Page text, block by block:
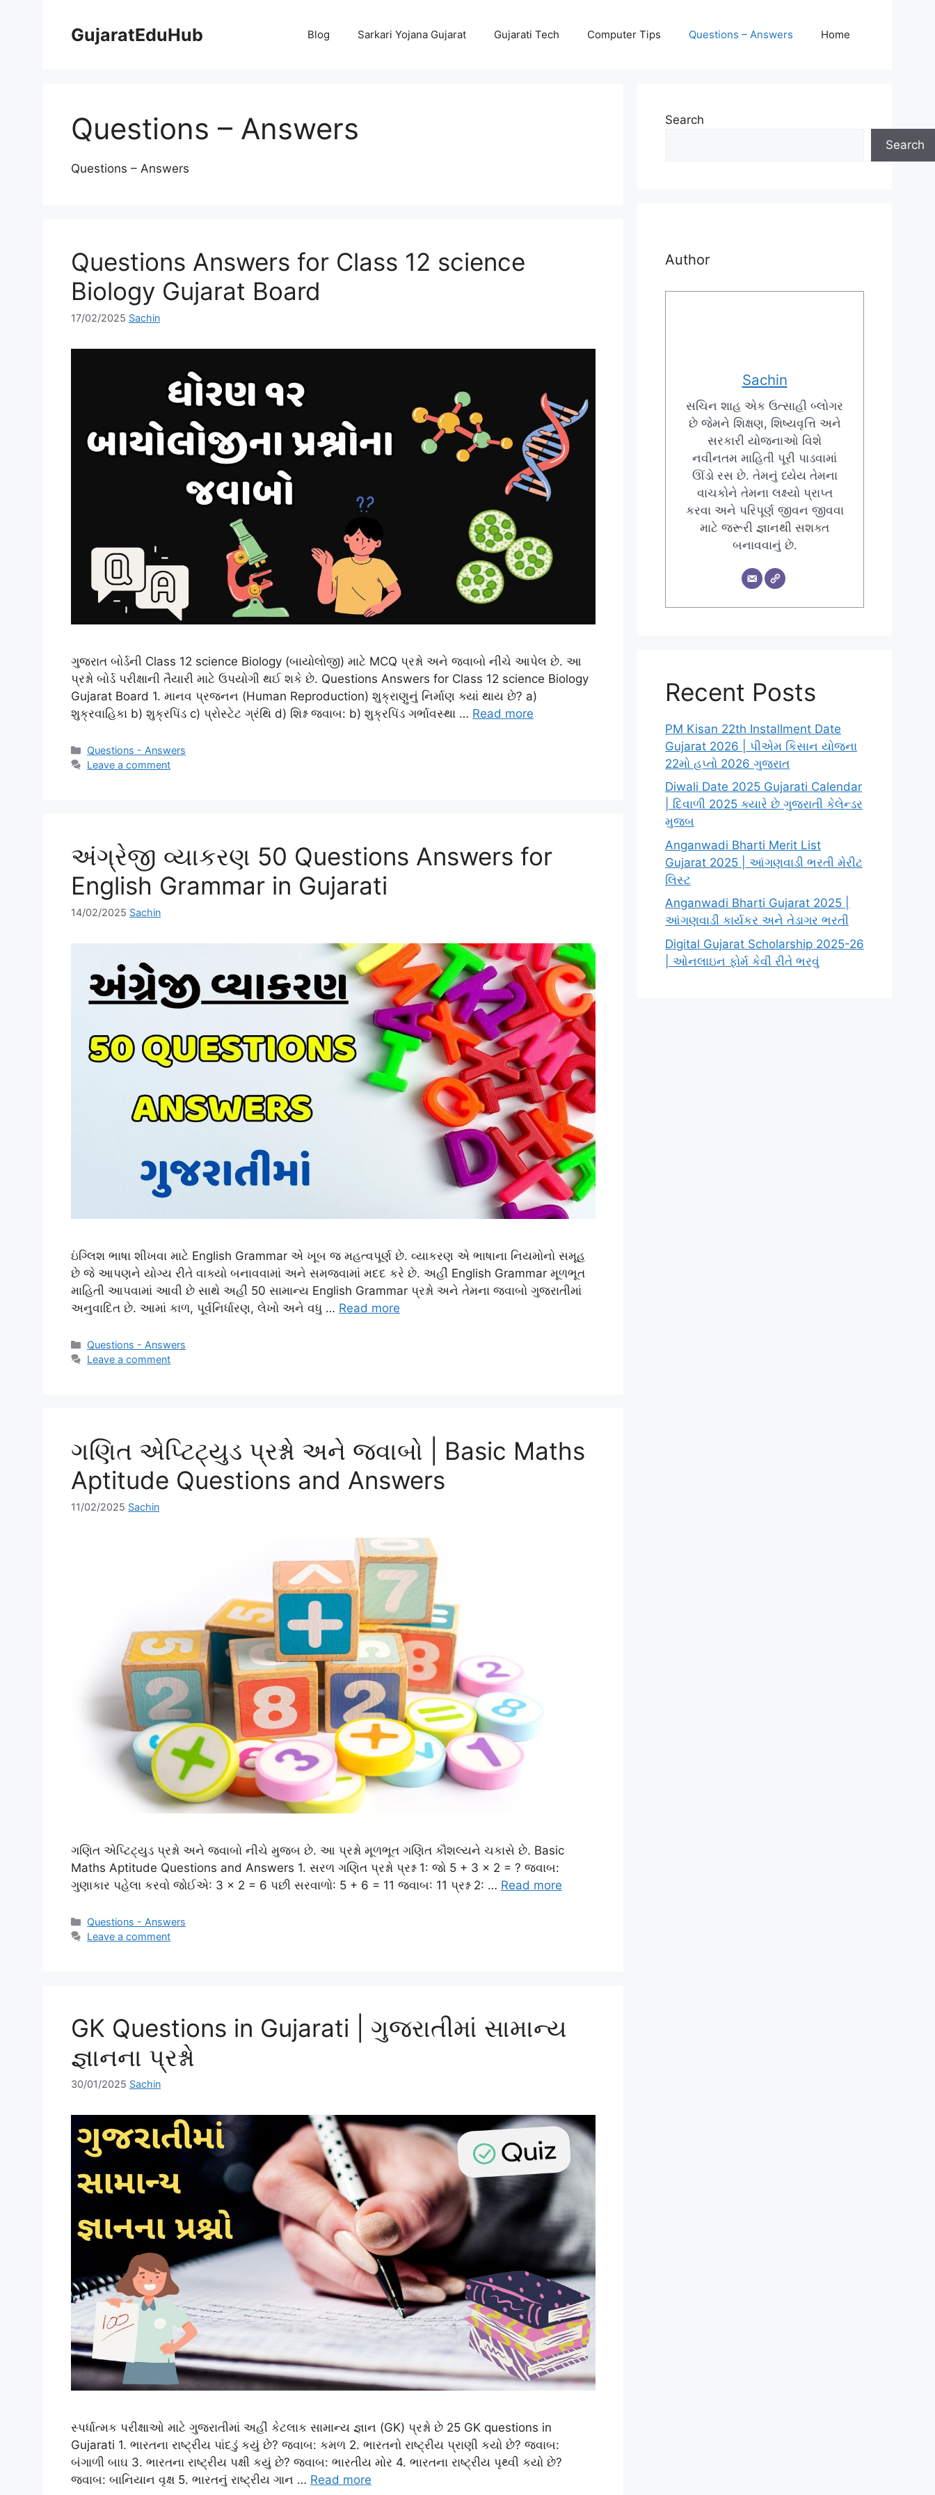
GujaratEduHub Blog Sarkari Yojana Gujarat Gujarati Tech Computer Tips Questions – Answers Home
Questions – Answers
Questions – Answers
Questions Answers for Class 12 science
Biology Gujarat Board
17/02/2025 Sachin
ગુજરાત બોર્ડની Class 12 science Biology (બાયોલોજી) માટે MCQ પ્રશ્નો અને જવાબો નીચે આપેલ છે. આ
પ્રશ્નો બોર્ડ પરીક્ષાની તૈયારી માટે ઉપયોગી થઈ શકે છે. Questions Answers for Class 12 science Biology
Gujarat Board 1. માનવ પ્રજનન (Human Reproduction) શુક્રાણુનું નિર્માણ ક્યાં થાય છે? a)
શુક્રવાહિકા b) શુક્રપિંડ c) પ્રોસ્ટેટ ગ્રંથિ d) શિશ્ન જવાબ: b) શુક્રપિંડ ગર્ભાવસ્થા … Read more
Categories
Questions - Answers
Leave a comment
અંગ્રેજી વ્યાકરણ 50 Questions Answers for
English Grammar in Gujarati
14/02/2025 Sachin
ઇંગ્લિશ ભાષા શીખવા માટે English Grammar એ ખૂબ જ મહત્વપૂર્ણ છે. વ્યાકરણ એ ભાષાના નિયમોનો સમૂહ
છે જે આપણને યોગ્ય રીતે વાક્યો બનાવવામાં અને સમજવામાં મદદ કરે છે. અહીં English Grammar મૂળભૂત
માહિતી આપવામાં આવી છે સાથે અહીં 50 સામાન્ય English Grammar પ્રશ્નો અને તેમના જવાબો ગુજરાતીમાં
અનુવાદિત છે. આમાં કાળ, પૂર્વનિર્ધારણ, લેખો અને વધુ … Read more
Categories
Questions - Answers
Leave a comment
ગણિત એપ્ટિટ્યુડ પ્રશ્નો અને જવાબો | Basic Maths
Aptitude Questions and Answers
11/02/2025 Sachin
ગણિત એપ્ટિટ્યુડ પ્રશ્નો અને જવાબો નીચે મુજબ છે. આ પ્રશ્નો મૂળભૂત ગણિત કૌશલ્યને ચકાસે છે. Basic
Maths Aptitude Questions and Answers 1. સરળ ગણિત પ્રશ્નો પ્રશ્ન 1: જો 5 + 3 × 2 = ? જવાબ:
ગુણાકાર પહેલા કરવો જોઈએ: 3 × 2 = 6 પછી સરવાળો: 5 + 6 = 11 જવાબ: 11 પ્રશ્ન 2: … Read more
Categories
Questions - Answers
Leave a comment
GK Questions in Gujarati | ગુજરાતીમાં સામાન્ય
જ્ઞાનના પ્રશ્નો
30/01/2025 Sachin
સ્પર્ધાત્મક પરીક્ષાઓ માટે ગુજરાતીમાં અહીં કેટલાક સામાન્ય જ્ઞાન (GK) પ્રશ્નો છે 25 GK questions in
Gujarati 1. ભારતના રાષ્ટ્રીય પાંદડું કયું છે? જવાબ: કમળ 2. ભારતનો રાષ્ટ્રીય પ્રાણી કયો છે? જવાબ:
બંગાળી બાઘ 3. ભારતના રાષ્ટ્રીય પક્ષી કયું છે? જવાબ: ભારતીય મોર 4. ભારતના રાષ્ટ્રીય પૃથ્વી કયો છે?
જવાબ: બાનિયાન વૃક્ષ 5. ભારતનું રાષ્ટ્રીય ગાન … Read more
Search
Search
Author
Sachin
સચિન શાહ એક ઉત્સાહી બ્લોગર
છે જેમને શિક્ષણ, શિષ્યવૃત્તિ અને
સરકારી યોજનાઓ વિશે
નવીનતમ માહિતી પૂરી પાડવામાં
ઊંડો રસ છે. તેમનું ધ્યેય તેમના
વાચકોને તેમના લક્ષ્યો પ્રાપ્ત
કરવા અને પરિપૂર્ણ જીવન જીવવા
માટે જરૂરી જ્ઞાનથી સશક્ત
બનાવવાનું છે.
Recent Posts
PM Kisan 22th Installment Date
Gujarat 2026 | પીએમ કિસાન યોજના
22મો હપ્તો 2026 ગુજરાત
Diwali Date 2025 Gujarati Calendar
| દિવાળી 2025 ક્યારે છે ગુજરાતી કેલેન્ડર
મુજબ
Anganwadi Bharti Merit List
Gujarat 2025 | આંગણવાડી ભરતી મેરીટ
લિસ્ટ
Anganwadi Bharti Gujarat 2025 |
આંગણવાડી કાર્યકર અને તેડાગર ભરતી
Digital Gujarat Scholarship 2025-26
| ઓનલાઇન ફોર્મ કેવી રીતે ભરવું